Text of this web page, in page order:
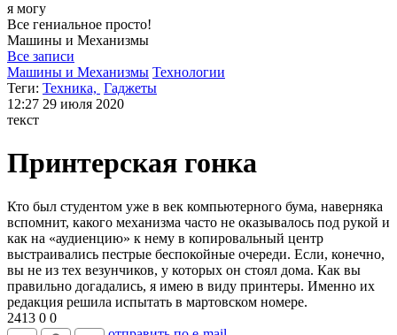
я могу
Все гениальное просто!
Машины и Механизмы
Все записи
Машины и Механизмы Технологии
Теги: Техника, Гаджеты
12:27 29 июля 2020
текст
Принтерская гонка
Кто был студентом уже в век компьютерного бума, наверняка
вспомнит, какого механизма часто не оказывалось под рукой и
как на «аудиенцию» к нему в копировальный центр
выстраивались пестрые беспокойные очереди. Если, конечно,
вы не из тех везунчиков, у которых он стоял дома. Как вы
правильно догадались, я имею в виду принтеры. Именно их
редакция решила испытать в мартовском номере.
2413 0 0